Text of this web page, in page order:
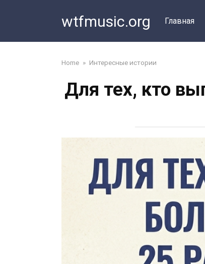
wtfmusic.org Главная
Home » Интересные истории
Для тех, кто